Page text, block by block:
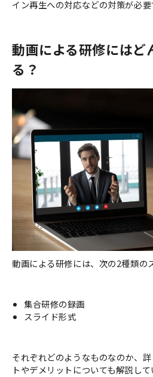
イン再生への対応などの対策が必要
動画による研修にはど
る？
動画による研修には、次の2種類の
集合研修の録画
スライド形式
それぞれどのようなものなのか、
トやデメリットについても解説して